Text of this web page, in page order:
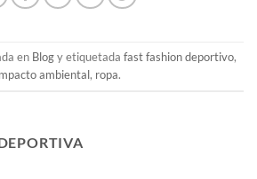
en Blogy etiquetada fast fashion deportivo,
ambiental, ropa.